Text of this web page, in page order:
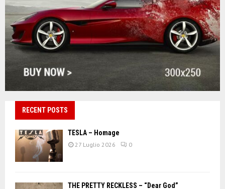
RECENT POSTS
TESLA – Homage
27 Luglio 2026 0
THE PRETTY RECKLESS – “Dear God”